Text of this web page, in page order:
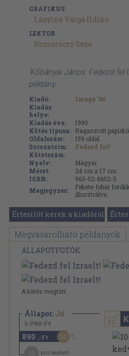
GRAFIKUS
Lányiné Varga Ildikó
LEKTOR
Komoróczy Géza
'Kőbányai János: Fedezd fel
példány
Kiadó:
Image '90
Kiadás
helye:
Kiadás éve:
1990
Kötés típusa: Ragasztott
Oldalszám:
159 oldal
Sorozatcím:
Fedezd fel!
Kötetszám:
Nyelv:
Magyar
Méret:
24 cm x 17 cm
ISBN:
963-02-8602-5
Megjegyzés:
Fekete-fehér
illusztrálva.
Értesítőt kérek a kiadóról
Megvásárolható példányok
ÁLLAPOTFOTÓK
A kötés megtört.
Állapot: Jó
1.780 Ft
890 ,-Ft 50
pont kapható